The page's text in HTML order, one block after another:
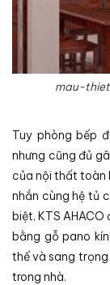
mau-
Tuy phòng bếp
nhưng cũng đủ
của nội thất toàn
nhắn cùng hệ tủ
biệt, KTS
bằng gỗ pano
thế và sang
trong nhà.